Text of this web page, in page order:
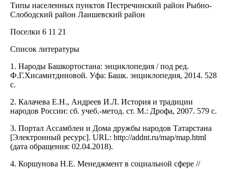
Типы населенных пунктов Пестречинский район Рыбно-
Слободский район Лаишевский район
Поселки 6 11 21
Список литературы
1. Народы Башкортостана: энциклопедия / под ред.
Ф.Г.Хисамитдиновой. Уфа: Башк. энциклопедия, 2014. 528
с.
2. Калачева Е.Н., Андреев И.Л. История и традиции
народов России: сб. учеб.-метод. ст. М.: Дрофа, 2007. 579 с.
3. Портал Ассамблеи и Дома дружбы народов Татарстана
[Электронный ресурс]. URL: http://addnt.ru/map/map.html
(дата обращения: 02.04.2018).
4. Коршунова Н.Е. Менеджмент в социальной сфере //